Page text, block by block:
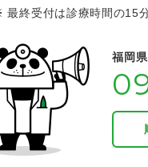
最終受付は診療時間の15
福岡